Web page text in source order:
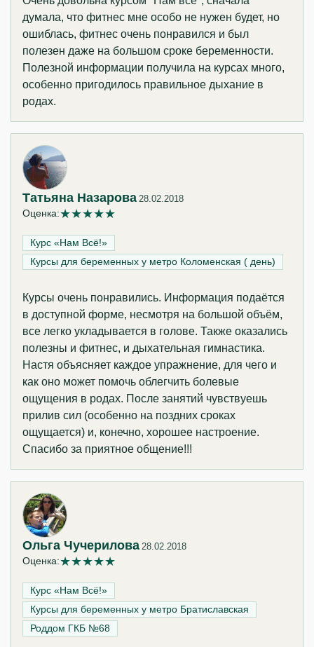
думала, что фитнес мне особо не нужен будет, но
ошиблась, фитнес очень понравился и был
полезен даже на большом сроке беременности.
Полезной информации получила на курсах много,
особенно пригодилось правильное дыхание в
родах.
Татьяна Назарова 28.02.2018
Оценка:★★★★★
Курс «Нам Всё!»‎
Курсы для беременных у метро Коломенская ( день)
Курсы очень понравились. Информация подаётся
в доступной форме, несмотря на большой объём,
все легко укладывается в голове. Также оказались
полезны и фитнес, и дыхательная гимнастика.
Настя объясняет каждое упражнение, для чего и
как оно может помочь облегчить болевые
ощущения в родах. После занятий чувствуешь
прилив сил (особенно на поздних сроках
ощущается) и, конечно, хорошее настроение.
Спасибо за приятное общение!!!
Ольга Чучерилова 28.02.2018
Оценка:★★★★★
Курс «Нам Всё!»‎
Курсы для беременных у метро Братиславская
Роддом ГКБ №68